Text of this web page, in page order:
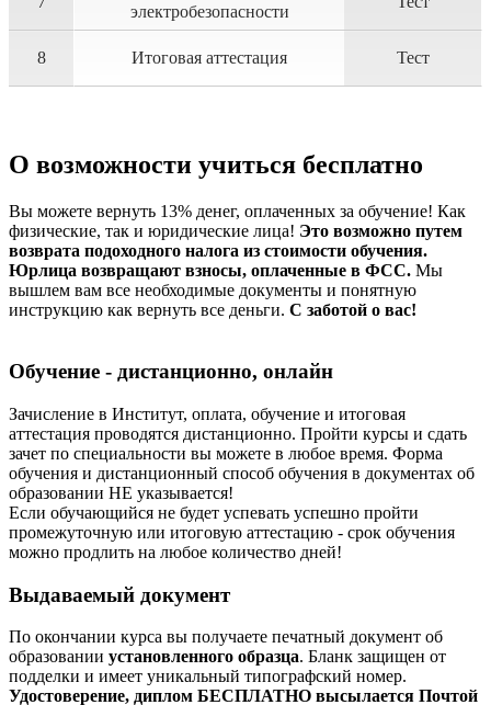
электробезопасности
8 Итоговая аттестация Тест
О возможности учиться бесплатно
Вы можете вернуть 13% денег, оплаченных за обучение! Как
физические, так и юридические лица! Это возможно путем
возврата подоходного налога из стоимости обучения.
Юрлица возвращают взносы, оплаченные в ФСС. Мы
вышлем вам все необходимые документы и понятную
инструкцию как вернуть все деньги. С заботой о вас!
Обучение - дистанционно, онлайн
Зачисление в Институт, оплата, обучение и итоговая
аттестация проводятся дистанционно. Пройти курсы и сдать
зачет по специальности вы можете в любое время. Форма
обучения и дистанционный способ обучения в документах об
образовании НЕ указывается!
Если обучающийся не будет успевать успешно пройти
промежуточную или итоговую аттестацию - срок обучения
можно продлить на любое количество дней!
Выдаваемый документ
По окончании курса вы получаете печатный документ об
образовании установленного образца. Бланк защищен от
подделки и имеет уникальный типографский номер.
Удостоверение, диплом БЕСПЛАТНО высылается Почтой